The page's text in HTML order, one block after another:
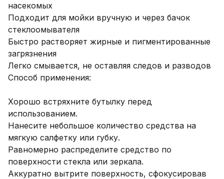
насекомых
Подходит для мойки вручную и через бачок
стеклоомывателя
Быстро растворяет жирные и пигментированные
загрязнения
Легко смывается, не оставляя следов и разводов
Способ применения:
Хорошо встряхните бутылку перед
использованием.
Нанесите небольшое количество средства на
мягкую салфетку или губку.
Равномерно распределите средство по
поверхности стекла или зеркала.
Аккуратно вытрите поверхность, сфокусировав